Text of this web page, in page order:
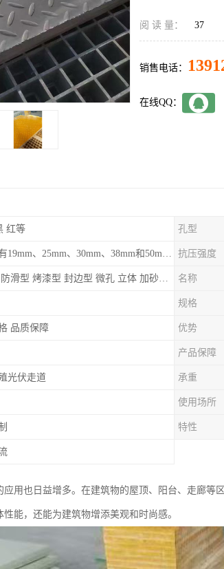
阅 读 量： 37
销售电话：
在线QQ：
红等 孔型
常见的有19mm、25mm、30mm、38mm和50mm等 抗压强度
普通型 防滑型 ‌烤漆型 封边型 ‌微孔 立体 加砂覆面型 平面型 名称
规格
品质保障 优势
产品保障
光伏走道 承重
使用场所
特性
用也日益增多。在建筑物的屋顶、阳台、走廊等
能，还能为建筑物增添美观和时尚感。